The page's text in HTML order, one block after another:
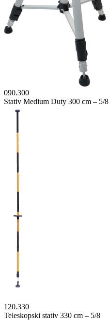
090.300
Stativ Medium Duty 300 cm – 5/8
120.330
Teleskopski stativ 330 cm – 5/8